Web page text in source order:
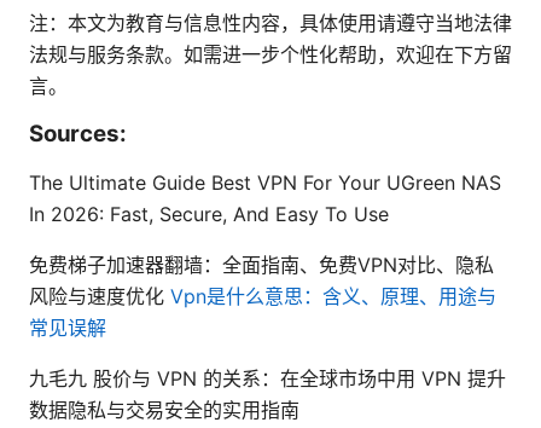
注：本文为教育与信息性内容，具体使用请遵守当地法律
法规与服务条款。如需进一步个性化帮助，欢迎在下方留
言。
Sources:
The Ultimate Guide Best VPN For Your UGreen NAS
In 2026: Fast, Secure, And Easy To Use
免费梯子加速器翻墙：全面指南、免费VPN对比、隐私
风险与速度优化 Vpn是什么意思：含义、原理、用途与
常见误解
九毛九 股价与 VPN 的关系：在全球市场中用 VPN 提升
数据隐私与交易安全的实用指南